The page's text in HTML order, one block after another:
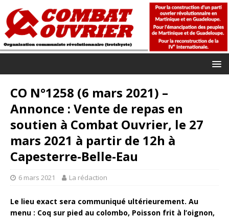
CO N°1258 (6 mars 2021) –
Annonce : Vente de repas en
soutien à Combat Ouvrier, le 27
mars 2021 à partir de 12h à
Capesterre-Belle-Eau
6 mars 2021 La rédaction
Le lieu exact sera communiqué ultérieurement. Au
menu : Coq sur pied au colombo, Poisson frit à l’oignon,